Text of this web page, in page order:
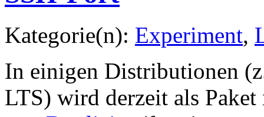
Kategorie(n): Experiment,
In einigen Distributionen
LTS) wird derzeit als